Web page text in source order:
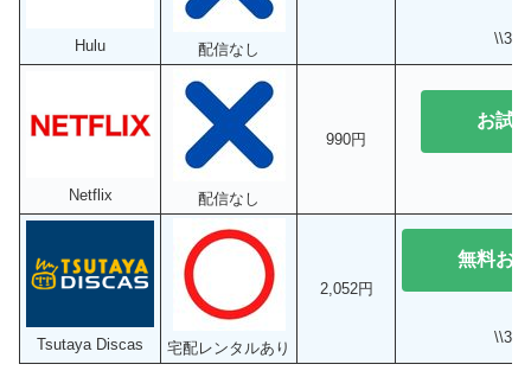
Hulu 配信なし
\\31
Netflix 配信なし
990円
お試
Tsutaya Discas 宅配レンタルあり
2,052円
無料お
\\30